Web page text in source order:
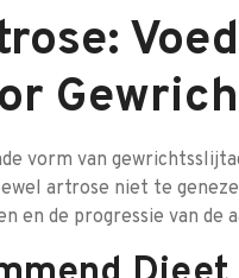
vorm van
artrose niet te
en de progressie van de